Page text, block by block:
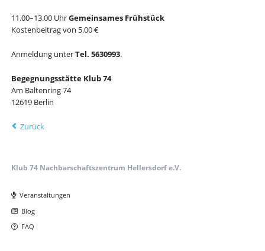
11.00–13.00 UhrGemeinsames Frühstück
Kostenbeitrag von 5.00 €
Anmeldung unterTel. 5630993.
Begegnungsstätte Klub 74
Am Baltenring 74
12619 Berlin
Zurück
Klub 74 Nachbarschaftszentrum Hellersdorf e.V.
überspringen
Veranstaltungen
Blog
FAQ